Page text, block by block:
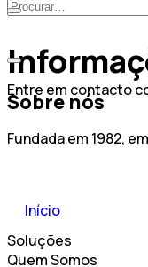
Sobre nós
Fundada em 1982,
Início
Soluções
Quem Somos
Entre em contacto